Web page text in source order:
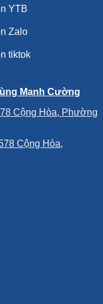
Mạnh Cường
Cộng Hòa, Phường
Cộng Hòa,